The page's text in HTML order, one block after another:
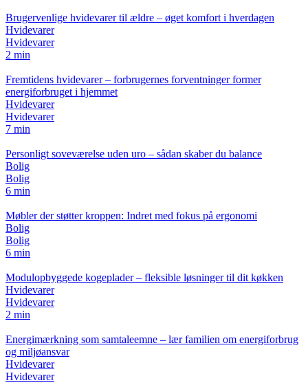
Brugervenlige hvidevarer til ældre – øget komfort i hverdagen
Hvidevarer
Hvidevarer
2 min
Fremtidens hvidevarer – forbrugernes forventninger former
energiforbruget i hjemmet
Hvidevarer
Hvidevarer
7 min
Personligt soveværelse uden uro – sådan skaber du balance
Bolig
Bolig
6 min
Møbler der støtter kroppen: Indret med fokus på ergonomi
Bolig
Bolig
6 min
Modulopbyggede kogeplader – fleksible løsninger til dit køkken
Hvidevarer
Hvidevarer
2 min
Energimærkning som samtaleemne – lær familien om energiforbrug
og miljøansvar
Hvidevarer
Hvidevarer